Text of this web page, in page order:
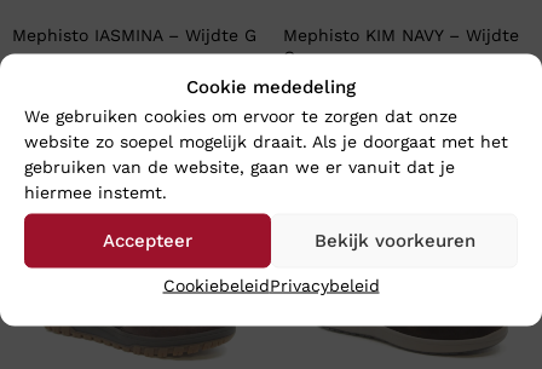
Cookie mededeling
We gebruiken cookies om ervoor te zorgen dat onze
website zo soepel mogelijk draait. Als je doorgaat met het
gebruiken van de website, gaan we er vanuit dat je
hiermee instemt.
Accepteer Bekijk voorkeuren
CookiebeleidPrivacybeleid
Mephisto IASMINA – Wijdte G
Mephisto KIM NAVY – Wijdte
G
€214,95